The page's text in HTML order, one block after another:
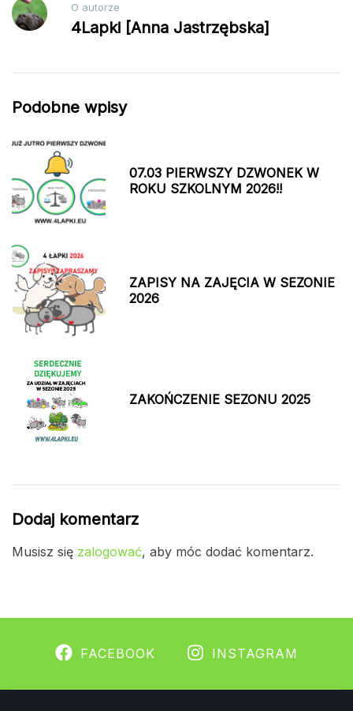
O autorze
4Lapki [Anna Jastrzębska]
Podobne wpisy
07.03 PIERWSZY DZWONEK W
ROKU SZKOLNYM 2026!!
ZAPISY NA ZAJĘCIA W SEZONIE
2026
ZAKOŃCZENIE SEZONU 2025
Dodaj komentarz
Musisz się zalogować, aby móc dodać komentarz.
FACEBOOK INSTAGRAM